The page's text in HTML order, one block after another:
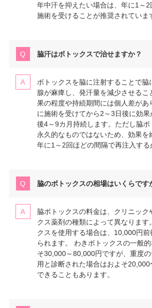
年中汗を抑えたい場合は、年に1～2
施術を受けることが推奨されていま
脇汗はボトックスで治せますか？
ボトックスを脇に注射することで脇
腺が麻痺し、発汗量を減少させるこ
果の程度や持続期間には個人差があ
に施術を受けてから2～3日後に効
後4～9カ月持続します。ただし脇
永久的なものではないため、効果を
年に1～2回ほどの間隔で再注入する
脇のボトックスの相場はいくらです
脇ボトックスの料金は、クリニック
クス薬剤の種類によって異なります
クスを使用する場合は、10,000円
られます。 わきボトックスの一般
そ30,000～80,000円ですが、重度
用と診断された場合はおよそ
できることもあります。